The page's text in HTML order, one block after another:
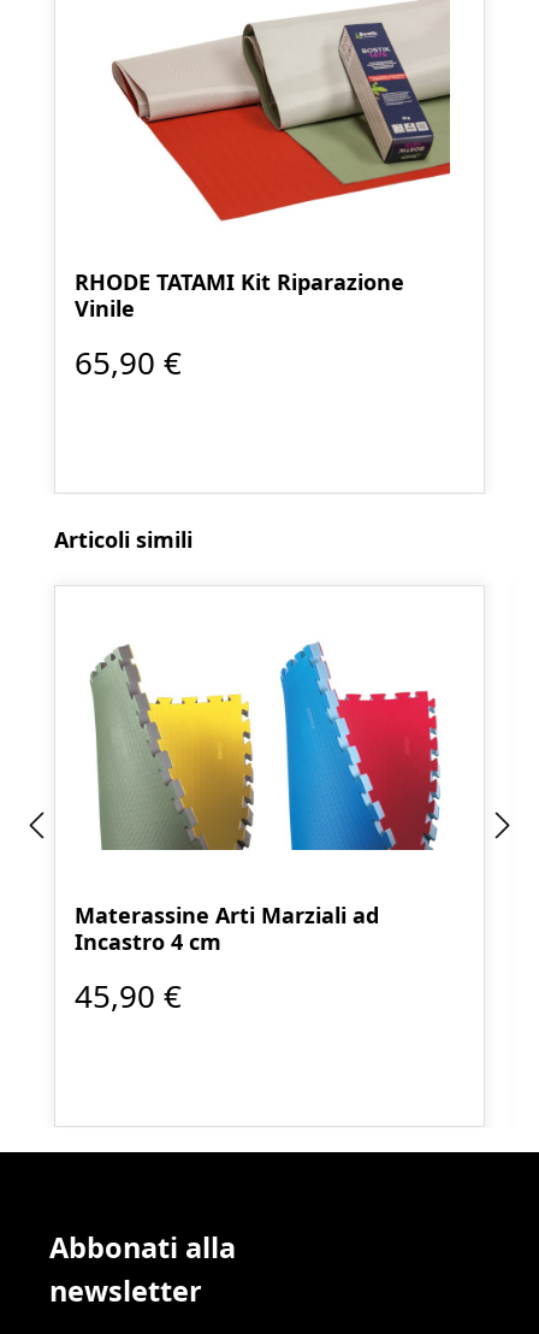
RHODE TATAMI Kit Riparazione
Vinile
65,90 €
Salta la galleria dei prodotti
Articoli simili
Materassine Arti Marziali ad
Incastro 4 cm
45,90 €
Abbonati alla
newsletter